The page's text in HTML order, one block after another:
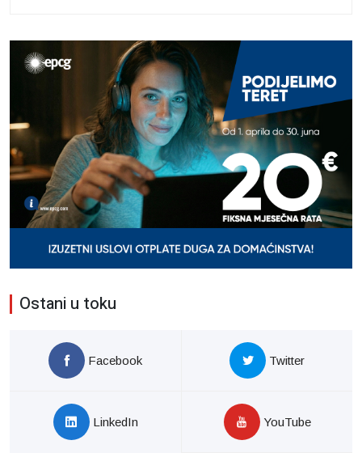
Ostani u toku
Facebook Twitter
LinkedIn YouTube